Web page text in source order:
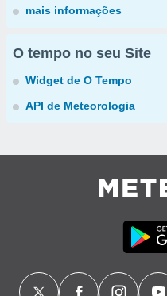
mais informações
O tempo no seu Site
Widget de O Tempo
API de Meteorologia